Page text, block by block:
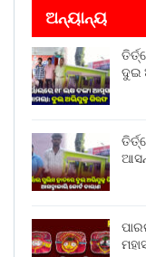
ଅନ୍ୟାନ୍ୟ
ଦୁଇ